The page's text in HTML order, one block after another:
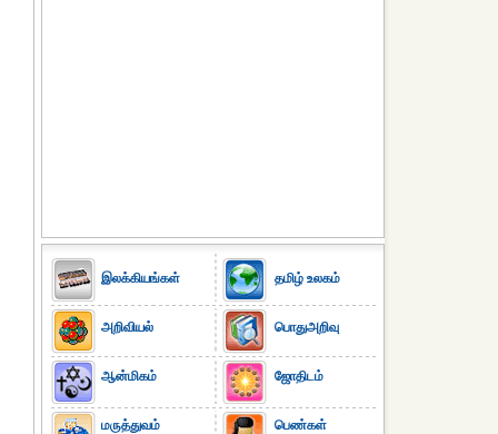
இலக்கியங்கள்
அறிவியல்
ஆன்மிகம்
மருத்துவம்
தமிழ் உலகம்
பொதுஅறிவு
ஜோதிடம்
பெண்கள்